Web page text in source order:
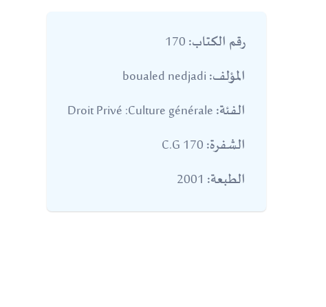
رقم الكتاب:
المؤلف:
الفئة:
الشفرة:
الطبعة: